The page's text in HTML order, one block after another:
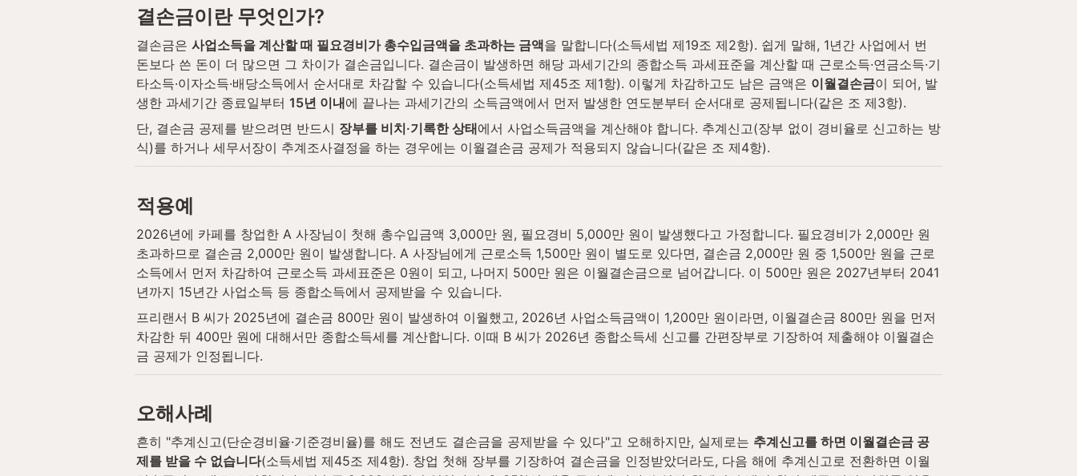
결손금이란 무엇인가?
결손금은 사업소득을 계산할 때 필요경비가 총수입금액을 초과하는 금액을 말합니다(소득세법 제19조 제2항). 쉽게 말해, 1년간 사업에서 번
돈보다 쓴 돈이 더 많으면 그 차이가 결손금입니다. 결손금이 발생하면 해당 과세기간의 종합소득 과세표준을 계산할 때 근로소득·연금소득·기
타소득·이자소득·배당소득에서 순서대로 차감할 수 있습니다(소득세법 제45조 제1항). 이렇게 차감하고도 남은 금액은 이월결손금이 되어, 발
생한 과세기간 종료일부터 15년 이내에 끝나는 과세기간의 소득금액에서 먼저 발생한 연도분부터 순서대로 공제됩니다(같은 조 제3항).
단, 결손금 공제를 받으려면 반드시 장부를 비치·기록한 상태에서 사업소득금액을 계산해야 합니다. 추계신고(장부 없이 경비율로 신고하는 방
식)를 하거나 세무서장이 추계조사결정을 하는 경우에는 이월결손금 공제가 적용되지 않습니다(같은 조 제4항).
적용예
2026년에 카페를 창업한 A 사장님이 첫해 총수입금액 3,000만 원, 필요경비 5,000만 원이 발생했다고 가정합니다. 필요경비가 2,000만 원
초과하므로 결손금 2,000만 원이 발생합니다. A 사장님에게 근로소득 1,500만 원이 별도로 있다면, 결손금 2,000만 원 중 1,500만 원을 근로
소득에서 먼저 차감하여 근로소득 과세표준은 0원이 되고, 나머지 500만 원은 이월결손금으로 넘어갑니다. 이 500만 원은 2027년부터 2041
년까지 15년간 사업소득 등 종합소득에서 공제받을 수 있습니다.
프리랜서 B 씨가 2025년에 결손금 800만 원이 발생하여 이월했고, 2026년 사업소득금액이 1,200만 원이라면, 이월결손금 800만 원을 먼저
차감한 뒤 400만 원에 대해서만 종합소득세를 계산합니다. 이때 B 씨가 2026년 종합소득세 신고를 간편장부로 기장하여 제출해야 이월결손
금 공제가 인정됩니다.
오해사례
흔히 "추계신고(단순경비율·기준경비율)를 해도 전년도 결손금을 공제받을 수 있다"고 오해하지만, 실제로는 추계신고를 하면 이월결손금 공
제를 받을 수 없습니다(소득세법 제45조 제4항). 창업 첫해 장부를 기장하여 결손금을 인정받았더라도, 다음 해에 추계신고로 전환하면 이월